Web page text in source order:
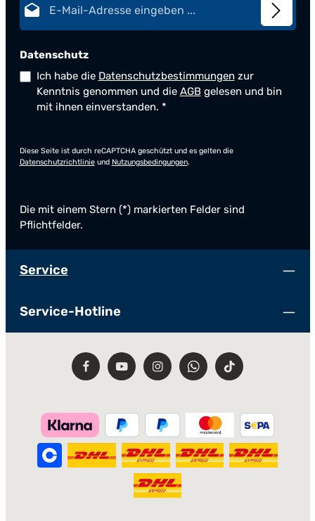
Datenschutz
Ich habe die Datenschutzbestimmungen zur
Kenntnis genommen und die AGBgelesen und bin
mit ihnen einverstanden. *
Diese Seite ist durch reCAPTCHA geschützt und es gelten die
Datenschutzrichtlinieund Nutzungsbedingungen.
Die mit einem Stern (*) markierten Felder sind
Pflichtfelder.
Service
Service-Hotline